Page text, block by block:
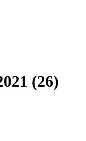
(26)